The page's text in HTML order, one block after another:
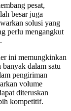
pesat,
besar juga
solusi yang
perlu mengangkut
ini memungkinkan
dalam satu
pengiriman
volume
diteruskan
kompetitif.